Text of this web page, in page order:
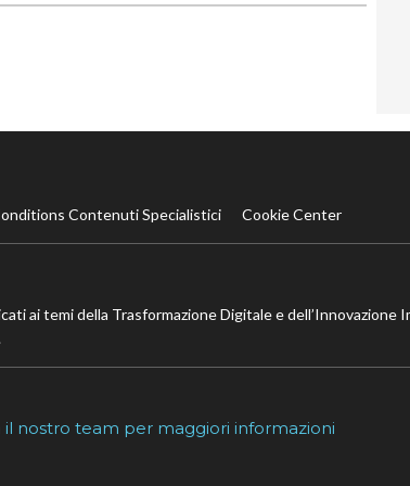
Contenuti Specialistici Cookie Center
ai temi della Trasformazione Digitale e dell’Innovazione
il nostro team per maggiori informazioni